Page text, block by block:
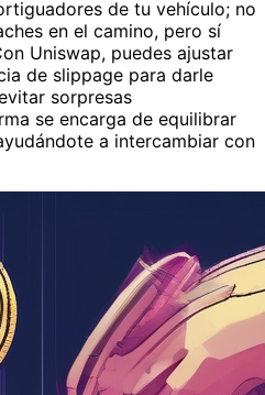
de tu vehículo; no
en el camino, pero sí
Uniswap, puedes ajustar
de slippage para darle
sorpresas
se encarga de equilibrar
a intercambiar con